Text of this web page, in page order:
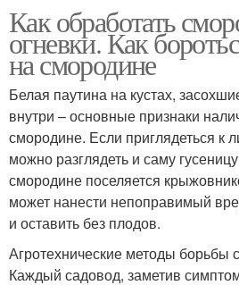
Как обработать
огневки. Как
на смородине
Белая паутина на кустах,
внутри – основные признаки
смородине. Если приглядеться к
можно разглядеть и саму
смородине поселяется
может нанести непоправимый
и оставить без плодов.
Агротехнические методы борьбы
Каждый садовод, заметив